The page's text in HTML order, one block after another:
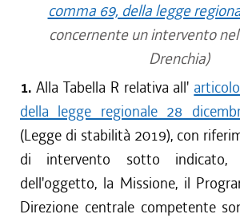
comma 69, della legge
concernente un intervento
Drenchia)
1. Alla Tabella R relativa all'
della legge regionale 28
(Legge di stabilità 2019), con
di intervento sotto indicato,
dell'oggetto, la Missione, il
Direzione centrale competente